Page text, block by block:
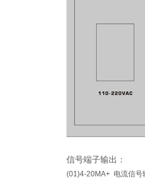
信号端子输出：
(01)4-20MA+ 电流信号